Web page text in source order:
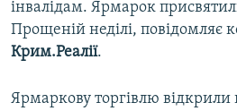
Усі сайти RFE/RL
інвалідам. Ярмарок
Прощеній неділі, повідомляє
Крим.Реалії.
Ярмаркову торгівлю відкрили